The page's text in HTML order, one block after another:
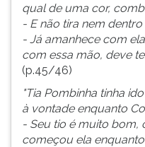
qual de uma cor,
- E não tira nem dentro
- Já amanhece com
com essa mão, deve
(p.45/46)
"Tia Pombinha tinha
à vontade enquanto
- Seu tio é muito bom,
começou ela